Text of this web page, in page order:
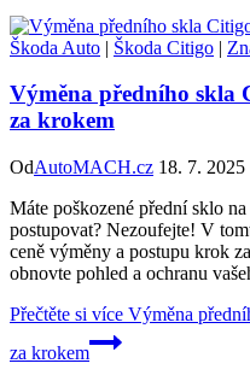
Škoda Auto | Škoda Citigo |
Výměna předního skla
za krokem
OdAutoMACH.cz 18. 7. 2025
Máte poškozené přední sklo
postupovat? Nezoufejte! V
ceně výměny a postupu krok
obnovte pohled a ochranu
Přečtěte si více Výměna
za krokem